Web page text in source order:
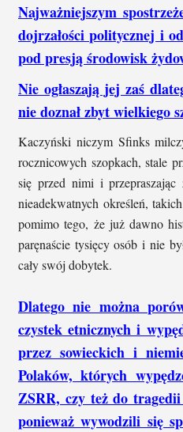
Najważniejszym
dojrzałości politycznej i
pod presją środowisk
Nie ogłaszają jej zaś
nie doznał zbyt wielkiego
Kaczyński niczym Sfinks
rocznicowych szopkach, stale
się przed nimi i
nieadekwatnych określeń,
pomimo tego, że już dawno
paręnaście tysięcy osób i nie
cały swój dobytek.
Dlatego nie można
czystek etnicznych i
przez sowieckich i
Polaków, których
ZSRR, czy też do tragedii
ponieważ wywodzili się